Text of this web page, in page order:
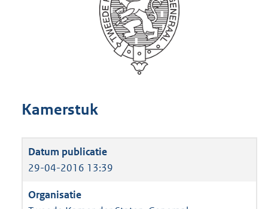
Kamerstuk
29-04-2016 13:39